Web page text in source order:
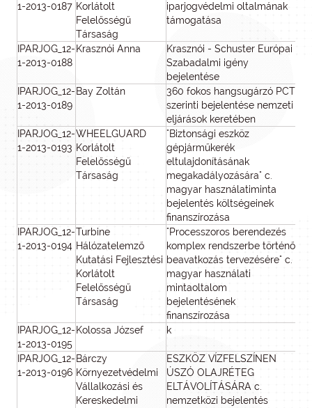
1-2013-0187 Korlátolt
Felelősségű
Társaság
iparjogvédelmi oltalmának
támogatása
IPARJOG_12-
1-2013-0188
Krasznói Anna
Krasznói - Schuster Európai
Szabadalmi igény
bejelentése
IPARJOG_12-
1-2013-0189
Bay Zoltán
360 fokos hangsugárzó PCT
szerinti bejelentése nemzeti
eljárások keretében
IPARJOG_12-
1-2013-0193
WHEELGUARD
Korlátolt
Felelősségű
Társaság
"Biztonsági eszköz
gépjárműkerék
eltulajdonításának
megakadályozására" c.
magyar használatiminta
bejelentés költségeinek
finanszírozása
IPARJOG_12-
1-2013-0194
Turbine
Hálózatelemző
Kutatási Fejlesztési
Korlátolt
Felelősségű
Társaság
"Processzoros berendezés
komplex rendszerbe történő
beavatkozás tervezésére" c.
magyar használati
mintaoltalom
bejelentésének
finanszírozása
IPARJOG_12-
1-2013-0195
Kolossa József k
IPARJOG_12-
1-2013-0196
Bárczy
Környezetvédelmi
Vállalkozási és
Kereskedelmi
ESZKÖZ VÍZFELSZÍNEN
ÚSZÓ OLAJRÉTEG
ELTÁVOLÍTÁSÁRA c.
nemzetközi bejelentés